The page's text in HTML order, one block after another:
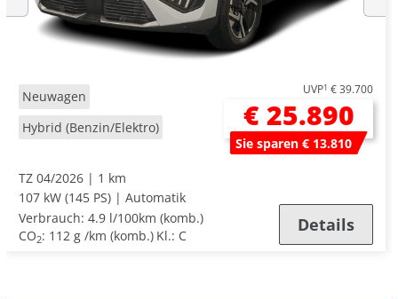
Neuwagen
Hybrid (Benzin/Elektro)
UVP1 € 39.700
€ 25.890
Sie sparen € 13.810
TZ 04/2026
1 km
107 kW (145 PS)
Automatik
Verbrauch: 4.9 l/100km (komb.)
CO2: 112 g /km (komb.) Kl.: C
Details